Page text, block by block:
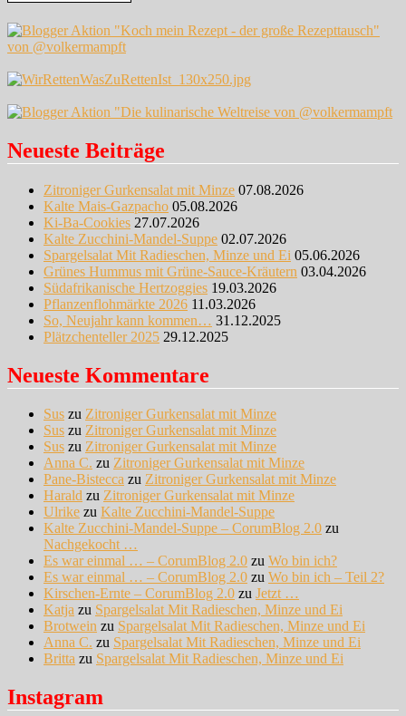
Neueste Beiträge
Zitroniger Gurkensalat mit Minze 07.08.2026
Kalte Mais-Gazpacho 05.08.2026
Ki-Ba-Cookies 27.07.2026
Kalte Zucchini-Mandel-Suppe 02.07.2026
Spargelsalat Mit Radieschen, Minze und Ei 05.06.2026
Grünes Hummus mit Grüne-Sauce-Kräutern 03.04.2026
Südafrikanische Hertzoggies 19.03.2026
Pflanzenflohmärkte 2026 11.03.2026
So, Neujahr kann kommen… 31.12.2025
Plätzchenteller 2025 29.12.2025
Neueste Kommentare
Sus zu Zitroniger Gurkensalat mit Minze
Sus zu Zitroniger Gurkensalat mit Minze
Sus zu Zitroniger Gurkensalat mit Minze
Anna C. zu Zitroniger Gurkensalat mit Minze
Pane-Bistecca zu Zitroniger Gurkensalat mit Minze
Harald zu Zitroniger Gurkensalat mit Minze
Ulrike zu Kalte Zucchini-Mandel-Suppe
Kalte Zucchini-Mandel-Suppe – CorumBlog 2.0 zu
Nachgekocht …
Es war einmal … – CorumBlog 2.0 zu Wo bin ich?
Es war einmal … – CorumBlog 2.0 zu Wo bin ich – Teil 2?
Kirschen-Ernte – CorumBlog 2.0 zu Jetzt …
Katja zu Spargelsalat Mit Radieschen, Minze und Ei
Brotwein zu Spargelsalat Mit Radieschen, Minze und Ei
Anna C. zu Spargelsalat Mit Radieschen, Minze und Ei
Britta zu Spargelsalat Mit Radieschen, Minze und Ei
Instagram